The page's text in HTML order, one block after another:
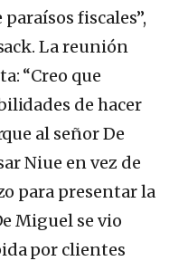
fiscales”,
La reunión
“Creo que
de hacer
al señor De
Niue en vez de
para presentar la
Miguel se vio
por clientes